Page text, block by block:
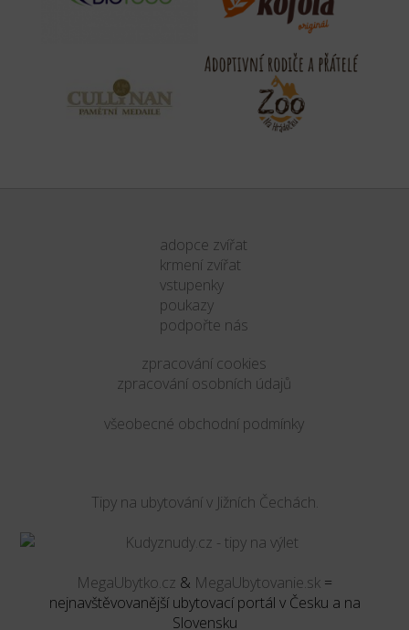
adopce zvířat
krmení zvířat
vstupenky
poukazy
podpořte nás
zpracování cookies
zpracování osobních údajů
všeobecné obchodní podmínky
Tipy na ubytování v Jižních Čechách.
MegaUbytko.cz & MegaUbytovanie.sk =
nejnavštěvovanější ubytovací portál v Česku a na
Slovensku